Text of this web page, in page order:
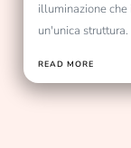
illuminazione
un'unica
READ MORE